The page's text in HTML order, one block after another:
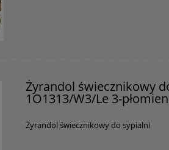
Żyrandol świecznikowy
1O1313/W3/Le 3-
Żyrandol świecznikowy do sypialni